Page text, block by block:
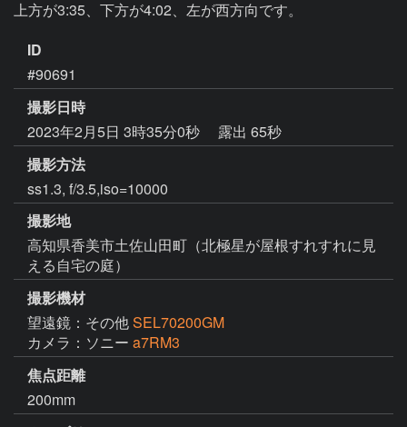
上方が3:35、下方が4:02、左が西方向です。
ID
#90691
撮影日時
2023年2月5日 3時35分0秒
露出 65秒
撮影方法
ss1.3, f/3.5,iso=10000
撮影地
高知県香美市土佐山田町（北極星が屋根すれすれに見
える自宅の庭）
撮影機材
望遠鏡：その他SEL70200GM
カメラ：ソニー a7RM3
焦点距離
200mm